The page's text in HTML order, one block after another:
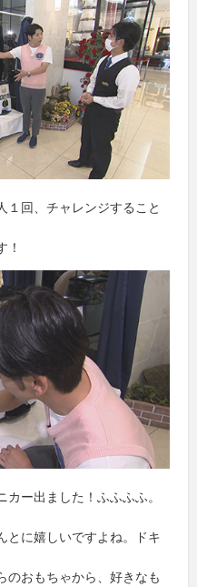
１回、チャレンジすること
！
ー出ました！ふふふふ。
嬉しいですよね。ドキ
おもちゃから、好きなも